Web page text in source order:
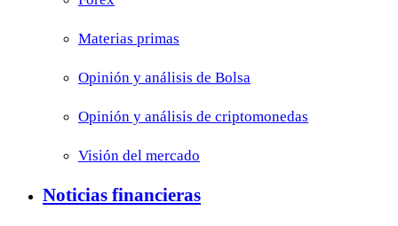
Materias primas
Opinión y análisis de Bolsa
Opinión y análisis de criptomonedas
Visión del mercado
Noticias financieras